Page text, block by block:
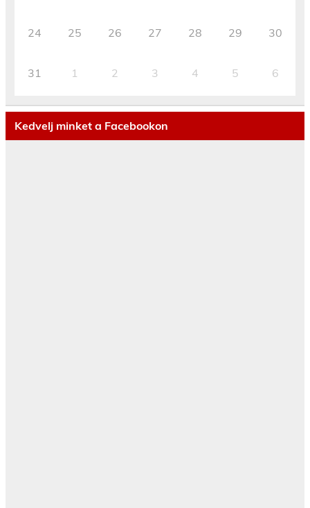
24 25 26 27 28 29 30
31 1 2 3 4 5 6
Kedvelj minket a Facebookon